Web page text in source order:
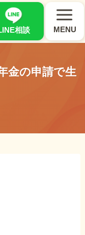
相談 MENU
×
金の申請で生